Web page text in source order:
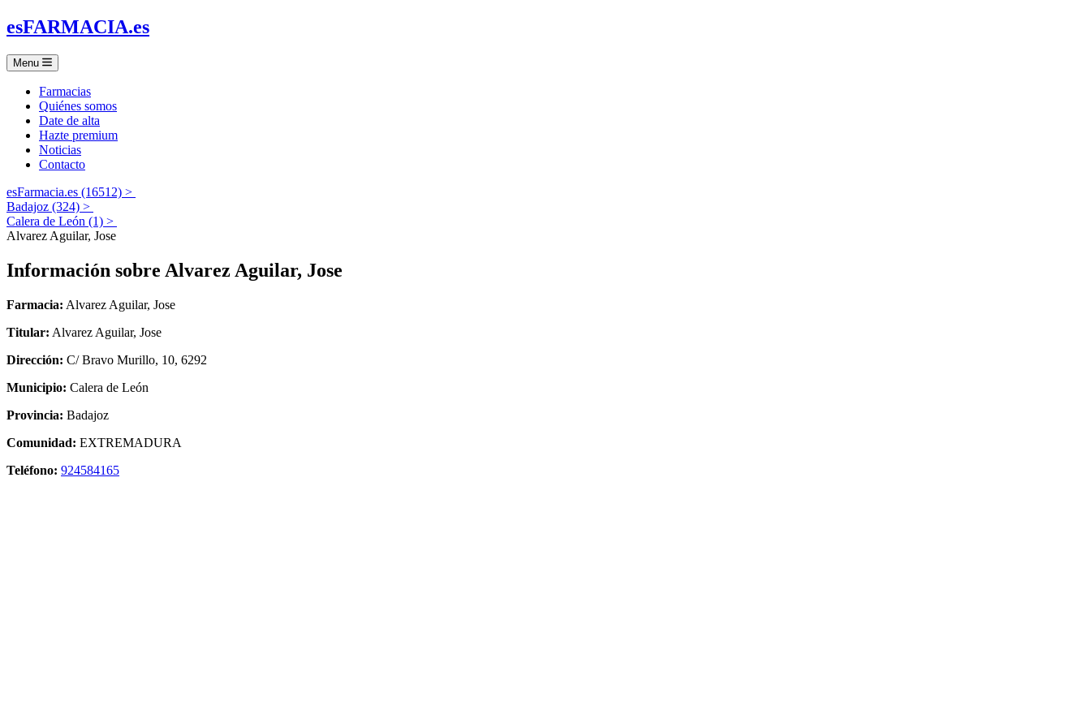
esFARMACIA.es
Menu
Farmacias
Quiénes somos
Date de alta
Hazte premium
Noticias
Contacto
esFarmacia.es (16512) >
Badajoz (324) >
Calera de León (1) >
Alvarez Aguilar, Jose
Información sobre Alvarez Aguilar, Jose
Farmacia: Alvarez Aguilar, Jose
Titular: Alvarez Aguilar, Jose
Dirección: C/ Bravo Murillo, 10, 6292
Municipio: Calera de León
Provincia: Badajoz
Comunidad: EXTREMADURA
Teléfono: 924584165